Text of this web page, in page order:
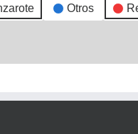
Otros